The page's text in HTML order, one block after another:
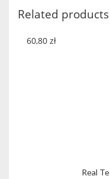
Medium
Dry
quantity
Related products
Real
60,80 zł